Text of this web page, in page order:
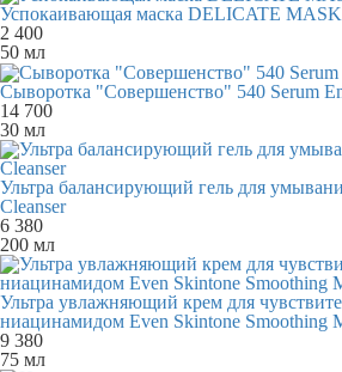
Успокаивающая маска DELICATE MASK
2 400
50 мл
Сыворотка "Совершенство" 540 Serum
14 700
30 мл
Ультра балансирующий гель для
Cleanser
6 380
200 мл
Ультра увлажняющий крем для
ниацинамидом Even Skintone Smoothing
9 380
75 мл